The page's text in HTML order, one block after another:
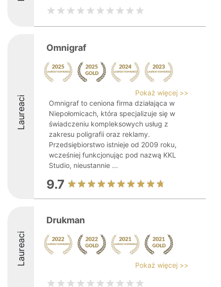
Laureaci
Omnigraf
Pokaż więcej >>
Omnigraf to ceniona firma działająca w
Niepołomicach, która specjalizuje się w
świadczeniu kompleksowych usług z
zakresu poligrafii oraz reklamy.
Przedsiębiorstwo istnieje od 2009 roku,
wcześniej funkcjonując pod nazwą KKL
Studio, nieustannie ...
9.7
Laureaci
Drukman
Pokaż więcej >>